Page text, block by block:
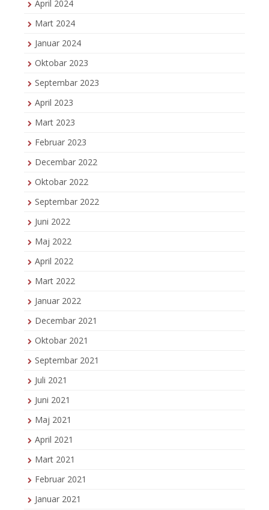
April 2024
Mart 2024
Januar 2024
Oktobar 2023
Septembar 2023
April 2023
Mart 2023
Februar 2023
Decembar 2022
Oktobar 2022
Septembar 2022
Juni 2022
Maj 2022
April 2022
Mart 2022
Januar 2022
Decembar 2021
Oktobar 2021
Septembar 2021
Juli 2021
Juni 2021
Maj 2021
April 2021
Mart 2021
Februar 2021
Januar 2021